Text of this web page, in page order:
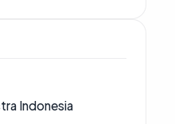
Indonesia